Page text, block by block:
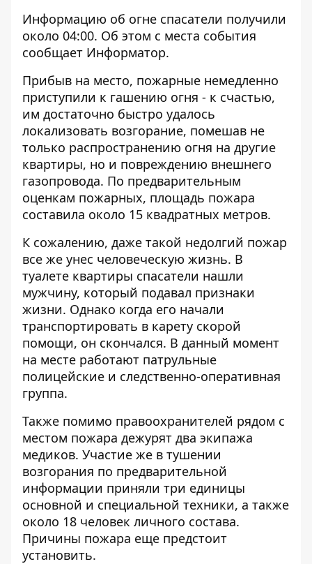
Информацию об огне спасатели получили
около 04:00. Об этом с места события
сообщает Информатор.
Прибыв на место, пожарные немедленно
приступили к гашению огня - к счастью,
им достаточно быстро удалось
локализовать возгорание, помешав не
только распространению огня на другие
квартиры, но и повреждению внешнего
газопровода. По предварительным
оценкам пожарных, площадь пожара
составила около 15 квадратных метров.
К сожалению, даже такой недолгий пожар
все же унес человеческую жизнь. В
туалете квартиры спасатели нашли
мужчину, который подавал признаки
жизни. Однако когда его начали
транспортировать в карету скорой
помощи, он скончался. В данный момент
на месте работают патрульные
полицейские и следственно-оперативная
группа.
Также помимо правоохранителей рядом с
местом пожара дежурят два экипажа
медиков. Участие же в тушении
возгорания по предварительной
информации приняли три единицы
основной и специальной техники, а также
около 18 человек личного состава.
Причины пожара еще предстоит
установить.